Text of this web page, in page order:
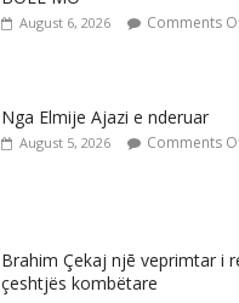
August 6, 2026 Comments
Nga Elmije Ajazi e nderuar
August 5, 2026 Comments
Brahim Çekaj njē veprimtar i
çeshtjës kombëtare